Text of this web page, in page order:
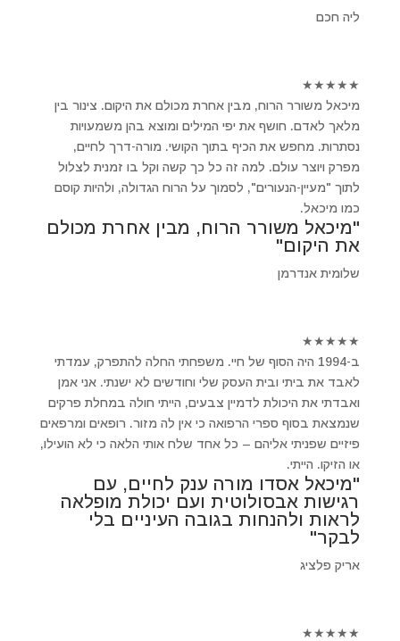
ליה חכם
★
★
★
★
★
מיכאל משורר הרוח, מבין אחרת מכולם את היקום. צינור בין
מלאך לאדם. חושף את יפי המילים ומוצא בהן משמעויות
נסתרות. מחפש את הכיף בתוך הקושי. מורה-דרך לחיים,
מפרק ויוצר עולם. למה זה כל כך קשה וקל בו זמנית לצלול
לתוך "מעיין-הנעורים", לסמוך על הרוח הגדולה, ולהיות קוסם
כמו מיכאל.
"מיכאל משורר הרוח, מבין אחרת מכולם
את היקום"
שלומית אנדרמן
★
★
★
★
★
ב-1994 היה הסוף של חיי. משפחתי החלה להתפרק, עמדתי
לאבד את ביתי ובית העסק שלי וחודשים לא ישנתי. אני אמן
ואבדתי את היכולת לדמיין צבעים, הייתי חולה במחלת פרקים
שנמצאת בסוף ספרי הרפואה כי אין לה מזור. רופאים ומרפאים
פיזיים שפניתי אליהם – כל אחד שלח אותי הלאה כי לא הועילו,
או הזיקו. הייתי.
"מיכאל אסדו מורה ענק לחיים, עם
רגישות אבסולוטית ועם יכולת מופלאה
לראות ולהנחות בגובה העיניים בלי
לבקר"
אריק פלציג
★
★
★
★
★